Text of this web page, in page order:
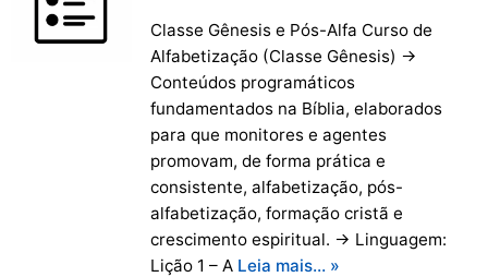
Classe Gênesis e Pós-Alfa Curso de
Alfabetização (Classe Gênesis) →
Conteúdos programáticos
fundamentados na Bíblia, elaborados
para que monitores e agentes
promovam, de forma prática e
consistente, alfabetização, pós-
alfabetização, formação cristã e
crescimento espiritual. → Linguagem:
Lição 1 – A Leia mais… »